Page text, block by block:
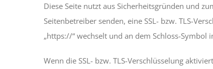
Diese Seite nutzt aus Sicherheitsgründen und
Seitenbetreiber senden, eine SSL- bzw. TLS-
„https://“ wechselt und an dem Schloss-Symbol
Wenn die SSL- bzw. TLS-Verschlüsselung